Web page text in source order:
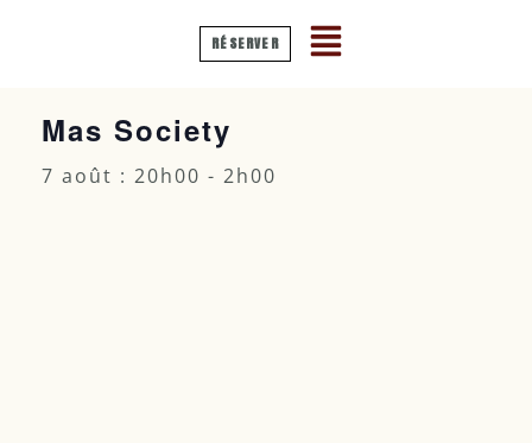
RÉSERVER
« Tous les Évènements
Mas Society
7 août : 20h00 - 2h00